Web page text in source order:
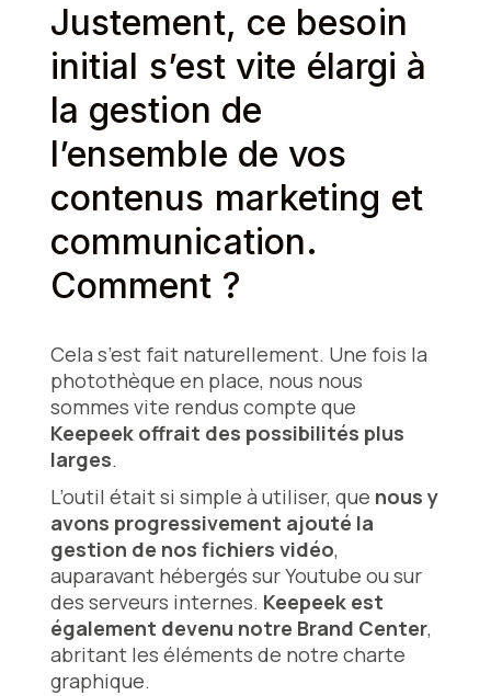
Justement, ce besoin
initial s’est vite élargi à
la gestion de
l’ensemble de vos
contenus marketing et
communication.
Comment ?
Cela s’est fait naturellement. Une fois la
photothèque en place, nous nous
sommes vite rendus compte que
Keepeek offrait des possibilités plus
larges.
L’outil était si simple à utiliser, que nous y
avons progressivement ajouté la
gestion de nos fichiers vidéo,
auparavant hébergés sur Youtube ou sur
des serveurs internes. Keepeek est
également devenu notre Brand Center,
abritant les éléments de notre charte
graphique.